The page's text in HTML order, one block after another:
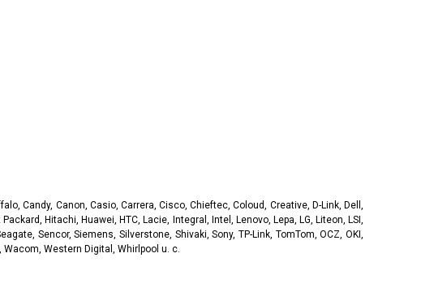
Candy, Canon, Casio, Carrera, Cisco, Chieftec, Coloud, Creative, D-Link, Dell,
Hitachi, Huawei, HTC, Lacie, Integral, Intel, Lenovo, Lepa, LG, Liteon, LSI,
Sencor, Siemens, Silverstone, Shivaki, Sony, TP-Link, TomTom, OCZ, OKI,
Western Digital, Whirlpool u. c.